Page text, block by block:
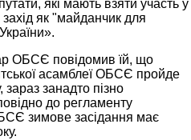
які мають взяти участь у
як "майданчик для
ОБСЄ повідомив їй, що
асамблеї ОБСЄ пройде
занадто пізно
до регламенту
зимове засідання має